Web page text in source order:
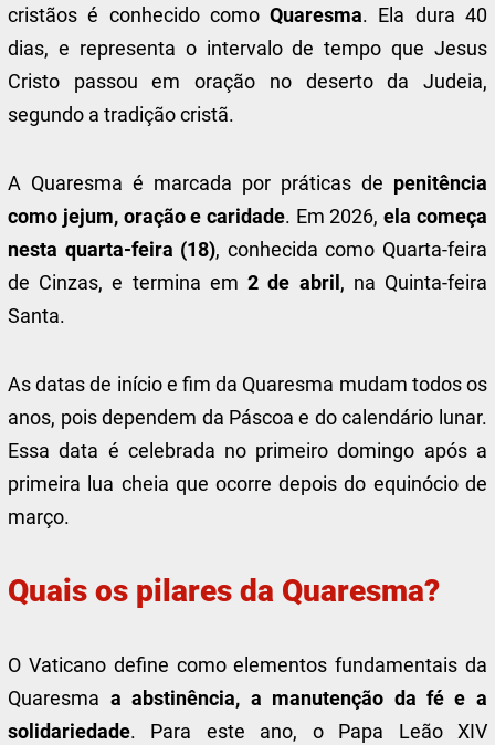
cristãos é conhecido comoQuaresma. Ela dura 40
dias, e representa o intervalo de tempo que Jesus
Cristo passou em oração no deserto da Judeia,
segundo a tradição cristã.
A Quaresma é marcada por práticas de penitência
como jejum, oração e caridade. Em 2026,ela começa
nesta quarta-feira (18), conhecida como Quarta-feira
de Cinzas, e termina em2 de abril , na Quinta-feira
Santa.
As datas de início e fim da Quaresma mudam todos os
anos, pois dependem da Páscoa e do calendário lunar.
Essa data é celebrada no primeiro domingo após a
primeira lua cheia que ocorre depois do equinócio de
março.
Quais os pilares da Quaresma?
O Vaticano define como elementos fundamentais da
Quaresma a abstinência, a manutenção da fé e a
solidariedade. Para este ano, o Papa Leão XIV